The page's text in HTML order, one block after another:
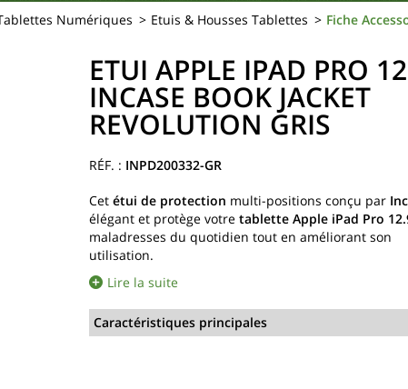
Numériques Etuis & Housses Tablettes Fiche
ETUI APPLE IPAD PRO
INCASE BOOK JACKET
REVOLUTION GRIS
INPD200332-GR
Cet étui de protection multi-positions conçu par
élégant et protège votre tablette Apple iPad Pro
maladresses du quotidien tout en améliorant son
utilisation.
Lire la suite
Caractéristiques principales